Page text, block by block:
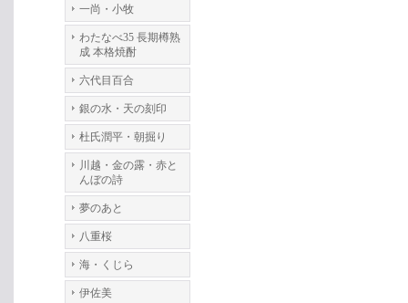
一尚・小牧
わたなべ35 長期樽熟
成 本格焼酎
六代目百合
銀の水・天の刻印
杜氏潤平・朝掘り
川越・金の露・赤と
んぼの詩
夢のあと
八重桜
海・くじら
伊佐美